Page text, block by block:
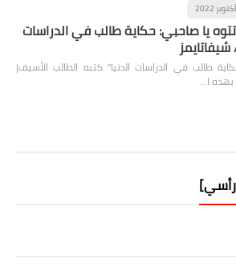
يا صاحبي: حكاية طالب في الدراسات
شيفاتايمز
طالب في الدراسات الدنيا" كتبه الطالب الأسيف|
بهذه ا…